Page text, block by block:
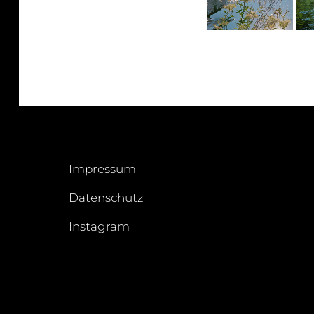
Impressum
Datenschutz
Instagram